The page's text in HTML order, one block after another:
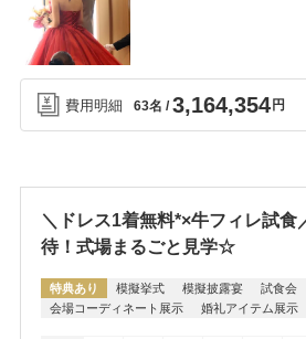
め車で来たゲストもたくさんいました。若
命、ベテランさんがパキパキと動いてくだ
不安なく過ごせました。要望がとても多い
つ一つ丁寧に叶えてくださいました。準備
日や前日の荷物を持ち込む時にスムーズに
すことで緊張もなくリラックスして過ごせ
費用明細 63名 3,164,354 円
＼ドレス1着無料*×牛フィレ試食
待！式場まるごと見学☆
特典あり 模擬挙式 模擬披露宴 試食会
会場コーディネート展示
婚礼アイテム展示